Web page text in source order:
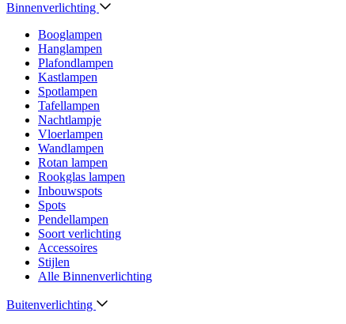
Binnenverlichting
Booglampen
Hanglampen
Plafondlampen
Kastlampen
Spotlampen
Tafellampen
Nachtlampje
Vloerlampen
Wandlampen
Rotan lampen
Rookglas lampen
Inbouwspots
Spots
Pendellampen
Soort verlichting
Accessoires
Stijlen
Alle Binnenverlichting
Buitenverlichting